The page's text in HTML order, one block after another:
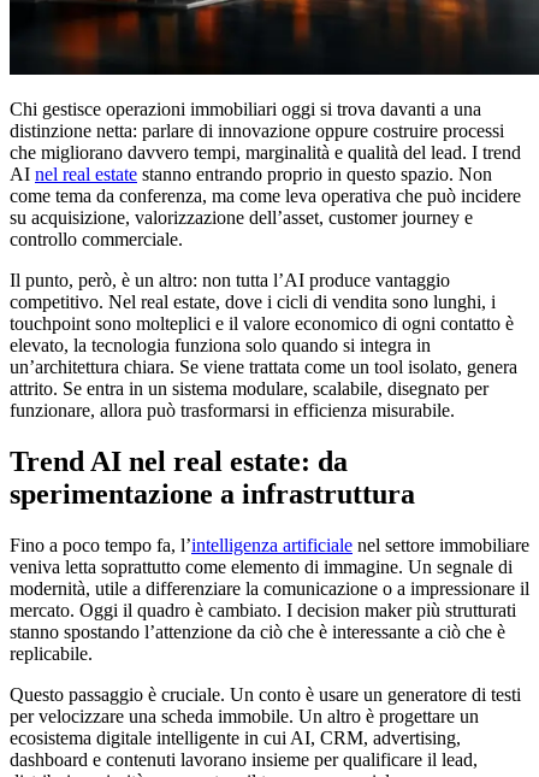
Chi gestisce operazioni immobiliari oggi si trova davanti a una
distinzione netta: parlare di innovazione oppure costruire processi
che migliorano davvero tempi, marginalità e qualità del lead. I trend
AI nel real estate stanno entrando proprio in questo spazio. Non
come tema da conferenza, ma come leva operativa che può incidere
su acquisizione, valorizzazione dell’asset, customer journey e
controllo commerciale.
Il punto, però, è un altro: non tutta l’AI produce vantaggio
competitivo. Nel real estate, dove i cicli di vendita sono lunghi, i
touchpoint sono molteplici e il valore economico di ogni contatto è
elevato, la tecnologia funziona solo quando si integra in
un’architettura chiara. Se viene trattata come un tool isolato, genera
attrito. Se entra in un sistema modulare, scalabile, disegnato per
funzionare, allora può trasformarsi in efficienza misurabile.
Trend AI nel real estate: da
sperimentazione a infrastruttura
Fino a poco tempo fa, l’intelligenza artificiale nel settore immobiliare
veniva letta soprattutto come elemento di immagine. Un segnale di
modernità, utile a differenziare la comunicazione o a impressionare il
mercato. Oggi il quadro è cambiato. I decision maker più strutturati
stanno spostando l’attenzione da ciò che è interessante a ciò che è
replicabile.
Questo passaggio è cruciale. Un conto è usare un generatore di testi
per velocizzare una scheda immobile. Un altro è progettare un
ecosistema digitale intelligente in cui AI, CRM, advertising,
dashboard e contenuti lavorano insieme per qualificare il lead,